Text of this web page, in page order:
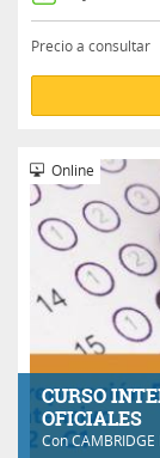
Precio a consultar
CURSO
OFICIALES
ConCAMBRIDGE
Online